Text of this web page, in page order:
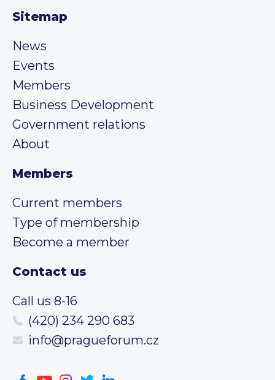
Sitemap
News
Events
Members
Business Development
Government relations
About
Members
Current members
Type of membership
Become a member
Contact us
Call us 8-16
(420) 234 290 683
info@pragueforum.cz